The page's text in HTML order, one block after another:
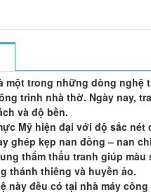
một trong những dòng nghệ
trình nhà thờ. Ngày nay,
và độ bền.
Mỹ hiện đại với độ sắc
ghép kẹp nan đồng – nan
thẩm thấu tranh giúp
thánh thiêng và huyền ảo.
này đều có tại nhà máy công